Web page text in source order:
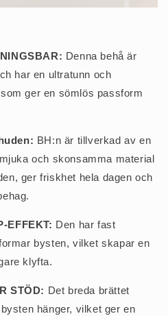
Denna behå är
har en ultratunn och
ger en sömlös passform
BH:n är tillverkad av en
och skonsamma material
ger friskhet hela dagen och
EFFEKT: Den har fast
bysten, vilket skapar en
klyfta.
STÖD: Det breda brättet
hänger, vilket ger en